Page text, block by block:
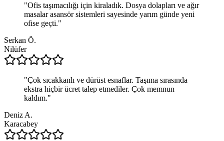
"Ofis taşımacılığı için kiraladık. Dosya dolapları ve ağır
masalar asansör sistemleri sayesinde yarım günde yeni
ofise geçti."
Serkan Ö.
Nilüfer
"Çok sıcakkanlı ve dürüst esnaflar. Taşıma sırasında
ekstra hiçbir ücret talep etmediler. Çok memnun
kaldım."
Deniz A.
Karacabey